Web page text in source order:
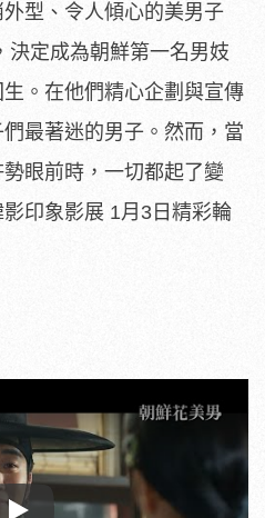
型、令人傾心的美男子
決定成為朝鮮第一名男妓
。 在他們精心企劃與宣傳
最著迷的男子。 然而，當
眼前時，一切都起了變
印象影展 1月3日精彩輪